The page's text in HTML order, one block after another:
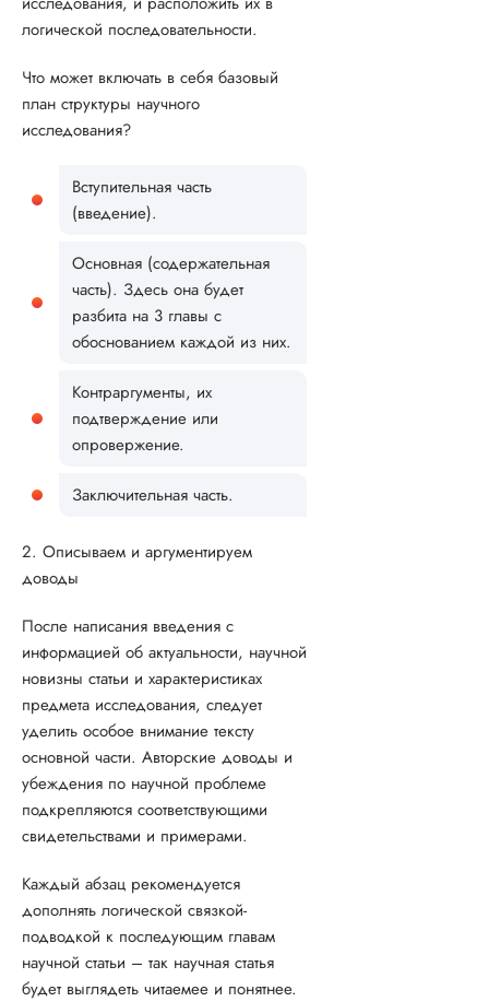
логической последовательности.
Что может включать в себя базовый
план структуры научного
исследования?
Вступительная часть
(введение).
Основная (содержательная
часть). Здесь она будет
разбита на 3 главы с
обоснованием каждой из них.
Контраргументы, их
подтверждение или
опровержение.
Заключительная часть.
2. Описываем и аргументируем
доводы
После написания введения с
информацией об актуальности, научной
новизны статьи и характеристиках
предмета исследования, следует
уделить особое внимание тексту
основной части. Авторские доводы и
убеждения по научной проблеме
подкрепляются соответствующими
свидетельствами и примерами.
Каждый абзац рекомендуется
дополнять логической связкой-
подводкой к последующим главам
научной статьи – так научная статья
будет выглядеть читаемее и понятнее.